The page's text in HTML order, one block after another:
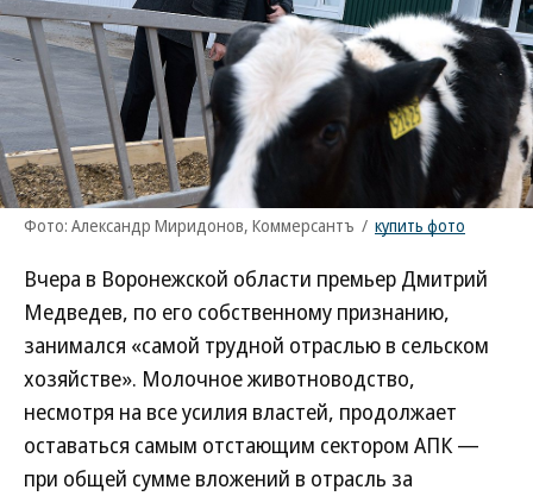
Фото: Александр Миридонов, Коммерсантъ / купить фото
Вчера в Воронежской области премьер Дмитрий
Медведев, по его собственному признанию,
занимался «самой трудной отраслью в сельском
хозяйстве». Молочное животноводство,
несмотря на все усилия властей, продолжает
оставаться самым отстающим сектором АПК —
при общей сумме вложений в отрасль за